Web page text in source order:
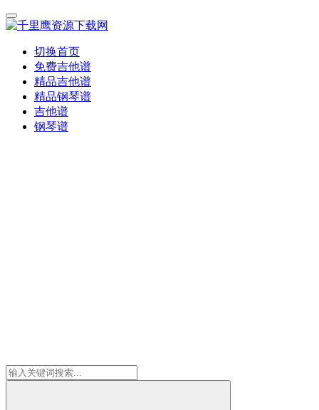
切换首页
免费吉他谱
精品吉他谱
精品钢琴谱
吉他谱
钢琴谱